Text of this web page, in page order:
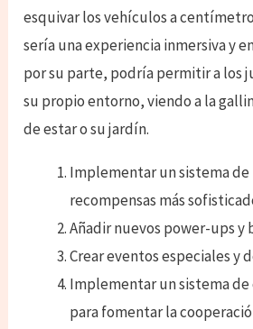
esquivar los vehículos a
sería una experiencia inmersiva y
por su parte, podría permitir a los
su propio entorno, viendo a la
de estar o su jardín.
Implementar un sistema de
recompensas más
Añadir nuevos power-ups y
Crear eventos especiales y
Implementar un sistema de
para fomentar la